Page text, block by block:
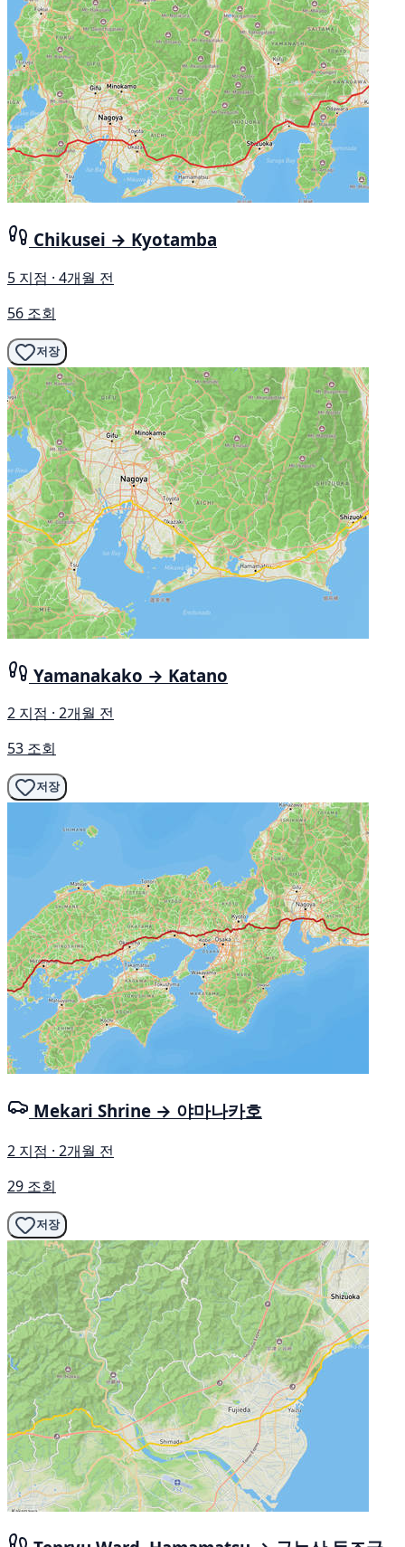
Chikusei → Kyotamba
5 지점 · 4개월 전
56 조회
저장
Yamanakako → Katano
2 지점 · 2개월 전
53 조회
저장
Mekari Shrine → 야마나카호
2 지점 · 2개월 전
29 조회
저장